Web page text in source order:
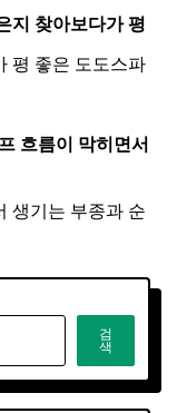
지 찾아보다가 평
평 좋은 도도스파
흐름이 막히면서
생기는 부종과 순
검
색